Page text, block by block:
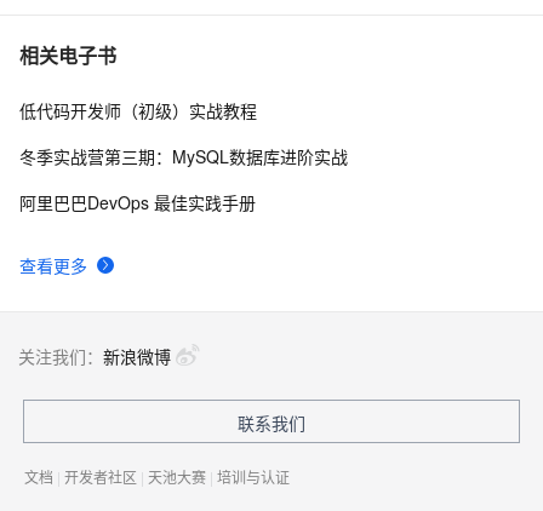
7 浅谈Notepad++选中行操作+快捷键+使用技巧【超详
8 Notepad++官网地址及使用十六进制查看文件的详细教
相关电子书
查看更多
低代码开发师（初级）实战教程
冬季实战营第三期：MySQL数据库进阶实战
阿里巴巴DevOps 最佳实践手册
关注我们： 新浪微博
联系我们
文档 | 开发者社区 | 天池大赛 | 培训与认证